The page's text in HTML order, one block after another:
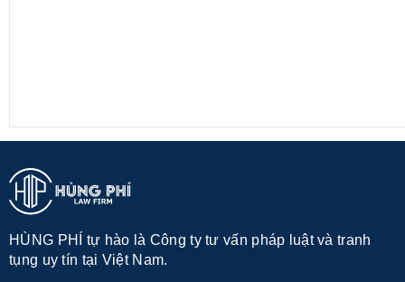
HÙNG PHÍ tự hào là Công ty tư vấn pháp luật và tranh
tụng uy tín tại Việt Nam.